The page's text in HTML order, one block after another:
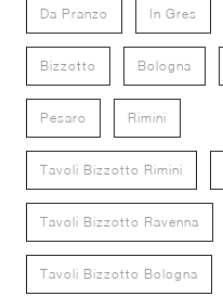
Da Pranzo In Gres
Bizzotto Bologna
Pesaro Rimini
Tavoli Bizzotto Rimini
Tavoli Bizzotto Ravenna
Tavoli Bizzotto Bologna